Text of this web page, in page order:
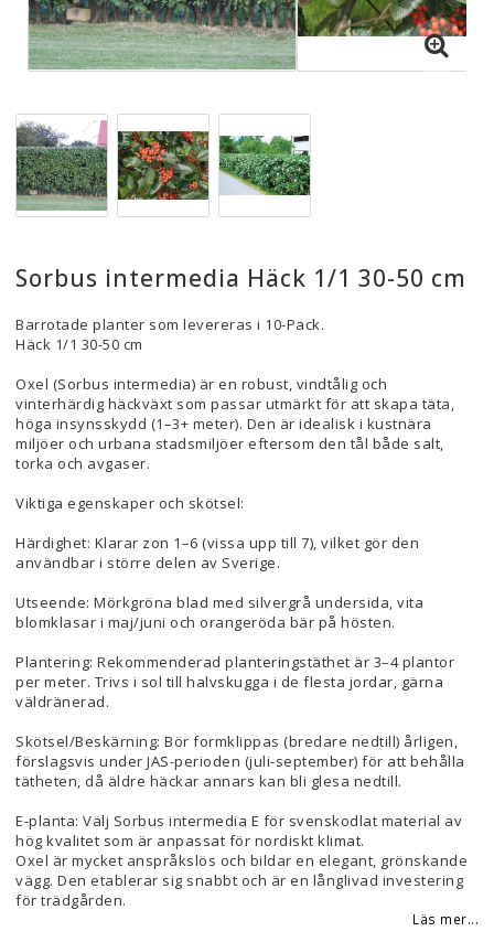
Sorbus intermedia Häck 1/1 30-50 cm
Barrotade planter som levereras i 10-Pack.
Häck 1/1 30-50 cm
Oxel (Sorbus intermedia) är en robust, vindtålig och
vinterhärdig häckväxt som passar utmärkt för att skapa täta,
höga insynsskydd (1–3+ meter). Den är idealisk i kustnära
miljöer och urbana stadsmiljöer eftersom den tål både salt,
torka och avgaser.
Viktiga egenskaper och skötsel:
Härdighet: Klarar zon 1–6 (vissa upp till 7), vilket gör den
användbar i större delen av Sverige.
Utseende: Mörkgröna blad med silvergrå undersida, vita
blomklasar i maj/juni och orangeröda bär på hösten.
Plantering: Rekommenderad planteringstäthet är 3–4 plantor
per meter. Trivs i sol till halvskugga i de flesta jordar, gärna
väldränerad.
Skötsel/Beskärning: Bör formklippas (bredare nedtill) årligen,
förslagsvis under JAS-perioden (juli-september) för att behålla
tätheten, då äldre häckar annars kan bli glesa nedtill.
E-planta: Välj Sorbus intermedia E för svenskodlat material av
hög kvalitet som är anpassat för nordiskt klimat.
Oxel är mycket anspråkslös och bildar en elegant, grönskande
vägg. Den etablerar sig snabbt och är en långlivad investering
för trädgården.
Läs mer...